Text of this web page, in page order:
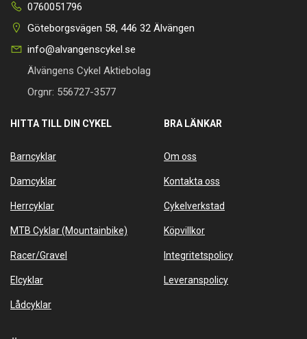
0760051796
Göteborgsvägen 58, 446 32 Älvängen
info@alvangenscykel.se
Älvängens Cykel Aktiebolag
Orgnr: 556727-3577
HITTA TILL DIN CYKEL
Barncyklar
Damcyklar
Herrcyklar
MTB Cyklar (Mountainbike)
Racer/Gravel
Elcyklar
Lådcyklar
BRA LÄNKAR
Om oss
Kontakta oss
Cykelverkstad
Köpvillkor
Integritetspolicy
Leveranspolicy